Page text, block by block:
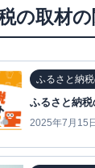
の取材の
ふるさと納
ふるさと納
2025年7月15日